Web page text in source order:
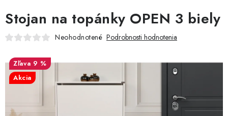
NOVINKY
OBÝVACIA IZBA
KUCHYŇA
Stojan na topánky OPEN 3 biely
Neohodnotené Podrobnosti hodnotenia
9 %
Akcia